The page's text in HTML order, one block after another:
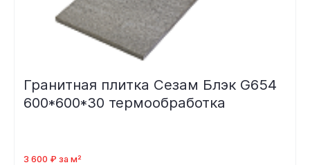
Гранитная плитка Сезам Блэк G654
600*600*30 термообработка
3 600 ₽ за м²